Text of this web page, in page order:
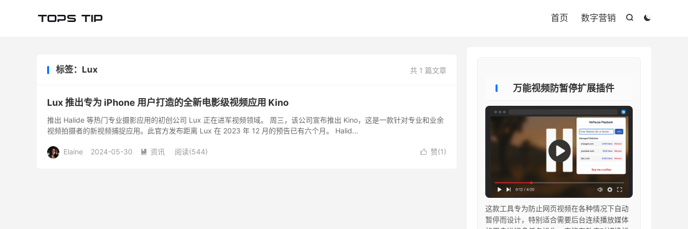


首页 数字营销
共 1 篇文章
标签：Lux
Lux 推出专为 iPhone 用户打造的全新电影级视频应用 Kino
推出 Halide 等热门专业摄影应用的初创公司 Lux 正在进军视频领域。 周三，该公司宣布推出 Kino，这是一款针对专业和业余
视频拍摄者的新视频捕捉应用。此官方发布距离 Lux 在 2023 年 12 月的预告已有六个月。 Halid...
 赞(1)
Elaine 2024-05-30  资讯 阅读(544)
万能视频防暂停扩展插件
这款工具专为防止网页视频在各种情况下自动
暂停而设计，特别适合需要后台连续播放媒体